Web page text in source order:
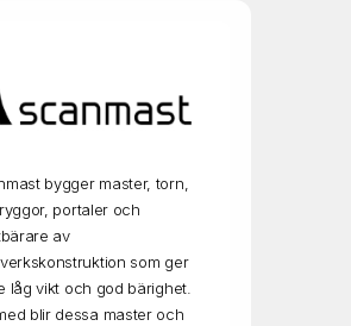
bygger master, torn,
portaler och
av
som ger
låg vikt och god bärighet.
blir dessa master och